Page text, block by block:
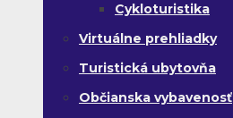
Cykloturistika
Virtuálne prehliadky
Turistická ubytovňa
Občianska vybavenosť